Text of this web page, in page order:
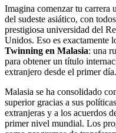
Imagina comenzar tu carrera
del sudeste asiático, con
prestigiosa universidad del
Unidos. Eso es exactamente
Twinning en Malasia: una
para obtener un título
extranjero desde el primer día.
Malasia se ha consolidado
superior gracias a sus
extranjeras y a los acuerdos
primer nivel mundial. Los